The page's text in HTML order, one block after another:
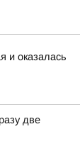
и оказалась
две